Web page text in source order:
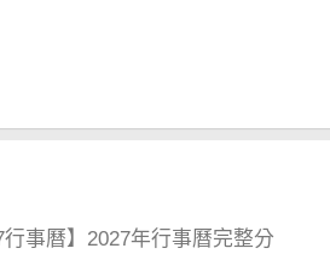
行事曆】2027年行事曆完整分